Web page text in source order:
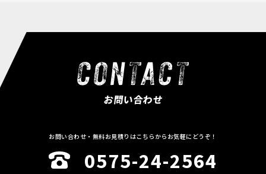
お問い合わせ
お問い合わせ・無料お見積りはこちらからお気軽にどうぞ！
0575-24-2564